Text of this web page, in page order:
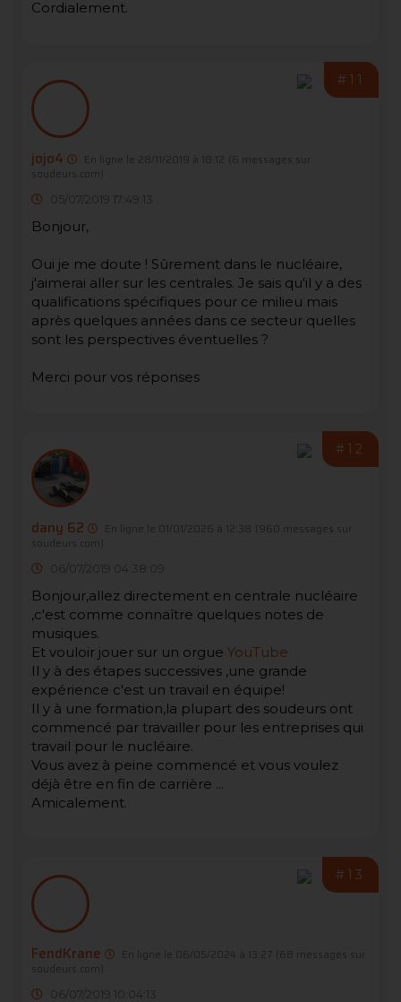
Cordialement.
#11
jojo4 En ligne le 28/11/2019 à 18:12
(6 messages sur
soudeurs.com)
05/07/2019 17:49:13
Bonjour,
Oui je me doute ! Sûrement dans le nucléaire,
j'aimerai aller sur les centrales. Je sais qu'il y a des
qualifications spécifiques pour ce milieu mais
après quelques années dans ce secteur quelles
sont les perspectives éventuelles ?
Merci pour vos réponses
#12
dany 62 En ligne le 01/01/2026 à 12:38
(960 messages sur
soudeurs.com)
06/07/2019 04:38:09
Bonjour,allez directement en centrale nucléaire
,c'est comme connaître quelques notes de
musiques.
Et vouloir jouer sur un orgue YouTube
Il y à des étapes successives ,une grande
expérience c'est un travail en équipe!
Il y à une formation,la plupart des soudeurs ont
commencé par travailler pour les entreprises qui
travail pour le nucléaire.
Vous avez à peine commencé et vous voulez
déjà être en fin de carrière ...
Amicalement.
#13
FendKrane En ligne le 06/05/2024 à 13:27 (68 messages sur
soudeurs.com)
06/07/2019 10:04:13